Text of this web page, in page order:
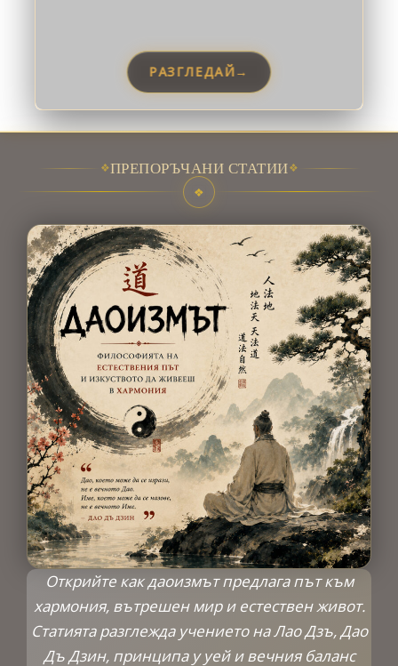
РАЗГЛЕДАЙ→
❖ПРЕПОРЪЧАНИ СТАТИИ❖
❖
Открийте как даоизмът предлага път към
хармония, вътрешен мир и естествен живот.
Статията разглежда учението на Лао Дзъ, Дао
Дъ Дзин, принципа у уей и вечния баланс